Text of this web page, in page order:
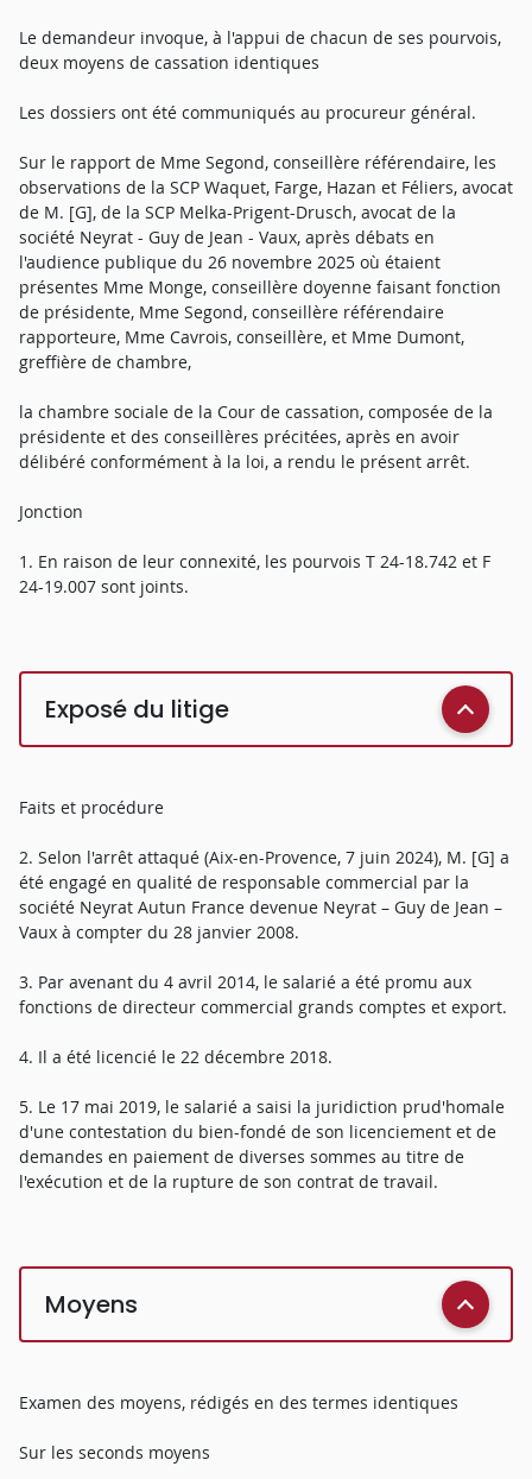
Le demandeur invoque, à l'appui de chacun de ses pourvois,
deux moyens de cassation identiques
Les dossiers ont été communiqués au procureur général.
Sur le rapport de Mme Segond, conseillère référendaire, les
observations de la SCP Waquet, Farge, Hazan et Féliers, avocat
de M. [G], de la SCP Melka-Prigent-Drusch, avocat de la
société Neyrat - Guy de Jean - Vaux, après débats en
l'audience publique du 26 novembre 2025 où étaient
présentes Mme Monge, conseillère doyenne faisant fonction
de présidente, Mme Segond, conseillère référendaire
rapporteure, Mme Cavrois, conseillère, et Mme Dumont,
greffière de chambre,
la chambre sociale de la Cour de cassation, composée de la
présidente et des conseillères précitées, après en avoir
délibéré conformément à la loi, a rendu le présent arrêt.
Jonction
1. En raison de leur connexité, les pourvois T 24-18.742 et F
24-19.007 sont joints.
Exposé du litige
Faits et procédure
2. Selon l'arrêt attaqué (Aix-en-Provence, 7 juin 2024), M. [G] a
été engagé en qualité de responsable commercial par la
société Neyrat Autun France devenue Neyrat – Guy de Jean –
Vaux à compter du 28 janvier 2008.
3. Par avenant du 4 avril 2014, le salarié a été promu aux
fonctions de directeur commercial grands comptes et export.
4. Il a été licencié le 22 décembre 2018.
5. Le 17 mai 2019, le salarié a saisi la juridiction prud'homale
d'une contestation du bien-fondé de son licenciement et de
demandes en paiement de diverses sommes au titre de
l'exécution et de la rupture de son contrat de travail.
Moyens
Examen des moyens, rédigés en des termes identiques
Sur les seconds moyens